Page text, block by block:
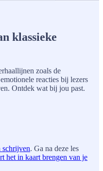
klassieke
zoals de
reacties bij lezers
Ontdek wat bij jou past.
schrijven. Ga na deze les
het in kaart brengen van je